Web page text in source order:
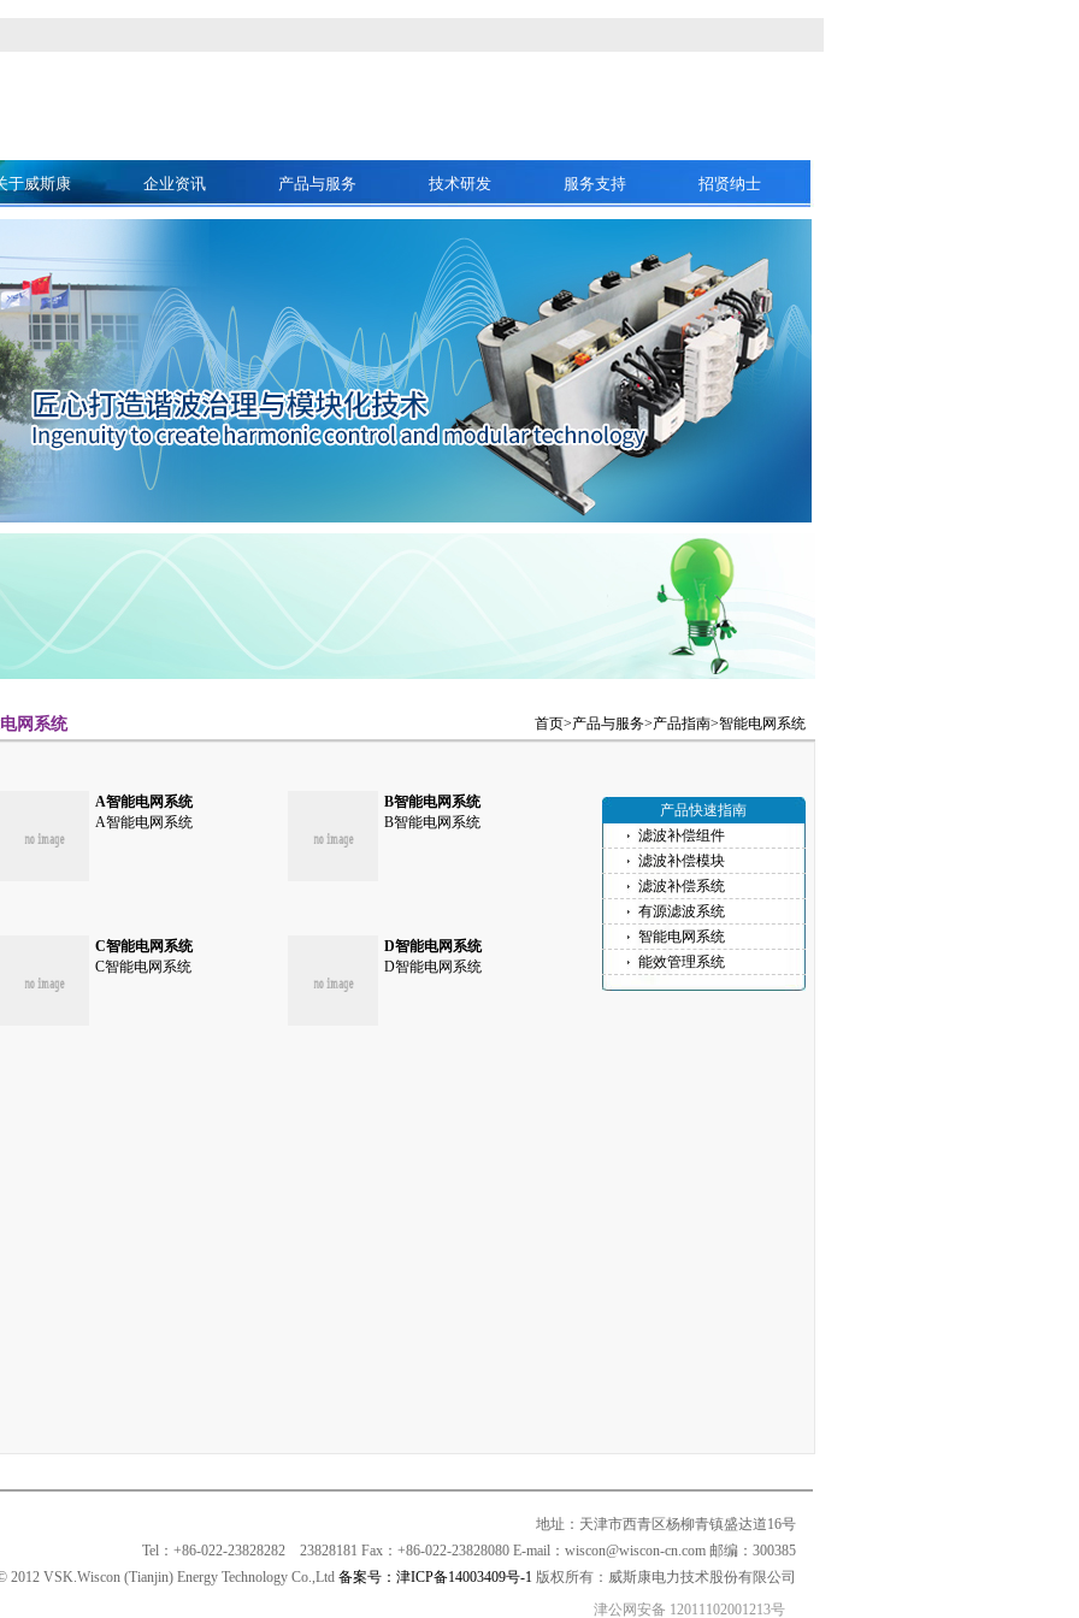
于威斯康 企业资讯 产品与服务 技术研发 服务支持 招贤纳士
首页>产品与服务>产品指南>智能电网系统
网系统
A智能电网系统
A智能电网系统
B智能电网系统
B智能电网系统
C智能电网系统
C智能电网系统
D智能电网系统
D智能电网系统
产品快速指南
滤波补偿组件
滤波补偿模块
滤波补偿系统
有源滤波系统
智能电网系统
能效管理系统
地址：天津市西青区杨柳青镇盛达道16号
Tel：+86-022-23828282 23828181 Fax：+86-022-23828080 E-mail：wiscon@wiscon-cn.com 邮编：300385
2012 VSK.Wiscon (Tianjin) Energy Technology Co.,Ltd 备案号：津ICP备14003409号-1 版权所有：威斯康电力技术股份有限公司
津公网安备 12011102001213号